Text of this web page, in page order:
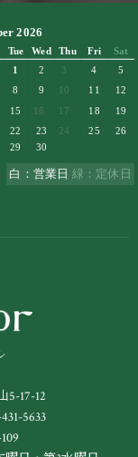
5-17-12
5633